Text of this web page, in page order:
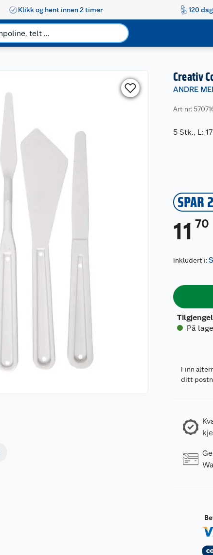
Klikk og hent innen 2 timer 120
Creativ
ANDRE
Art nr:
5 Stk., L:
SPAR
11 70
Inkludert i:
På
Finn
ditt